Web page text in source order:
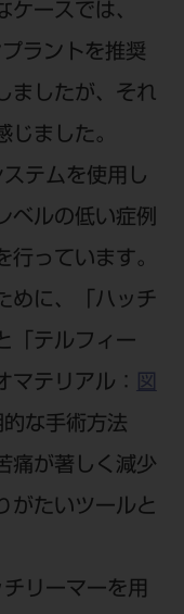
ケースでは、
ラントを推奨
ましたが、それ
じました。
テムを使用し
ベルの低い症例
行っています。
めに、「ハッチ
「テルフィー
マテリアル：
図
な手術方法
痛が著しく減少
がたいツールと
リーマーを用